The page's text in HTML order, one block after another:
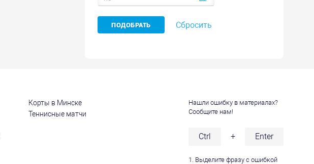
Сбросить
Корты в Минске
Теннисные матчи
Нашли ошибку в материалах?
Сообщите нам!
Ctrl + Enter
1. Выделите фразу с ошибкой